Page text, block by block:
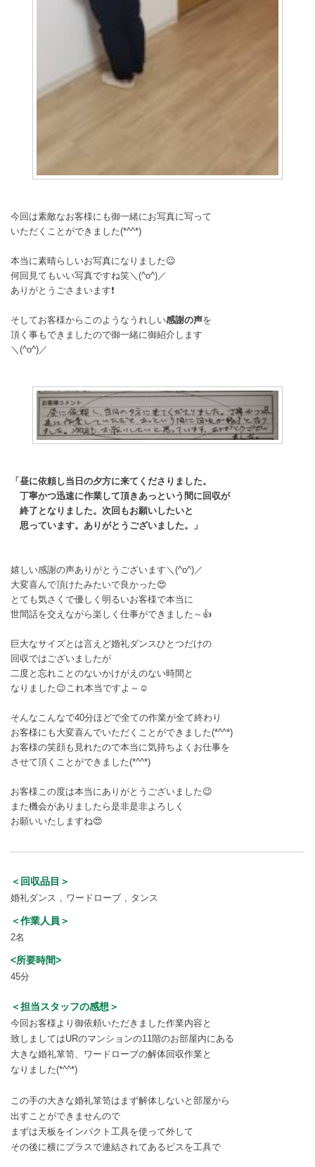
今回は素敵なお客様にも御一緒にお写真に写って
いただくことができました(*^^*)
本当に素晴らしいお写真になりました😉
何回見てもいい写真ですね笑＼(^o^)／
ありがとうごさまいます❗
そしてお客様からこのようなうれしい感謝の声を
頂く事もできましたので御一緒に御紹介します
＼(^o^)／
「昼に依頼し当日の夕方に来てくださりました。
丁寧かつ迅速に作業して頂きあっという間に回収が
終了となりました。次回もお願いしたいと
思っています。ありがとうございました。」
嬉しい感謝の声ありがとうございます＼(^o^)／
大変喜んで頂けたみたいで良かった😍
とても気さくで優しく明るいお客様で本当に
世間話を交えながら楽しく仕事ができました～👍
巨大なサイズとは言えど婚礼ダンスひとつだけの
回収ではございましたが
二度と忘れことのないかけがえのない時間と
なりました😉これ本当ですよ～☺️
そんなこんなで40分ほどで全ての作業が全て終わり
お客様にも大変喜んでいただくことができました(*^^*)
お客様の笑顔も見れたので本当に気持ちよくお仕事を
させて頂くことができました(*^^*)
お客様この度は本当にありがとうございました😉
また機会がありましたら是非是非よろしく
お願いいたしますね😍
＜回収品目＞
婚礼ダンス ワードローブ タンス
＜作業人員＞
2名
<所要時間>
45分
＜担当スタッフの感想＞
今回お客様より御依頼いただきました作業内容と
致しましてはURのマンションの11階のお部屋内にある
大きな婚礼箪笥、ワードローブの解体回収作業と
なりました(*^^*)
この手の大きな婚礼箪笥はまず解体しないと部屋から
出すことができませんので
まずは天板をインパクト工具を使って外して
その後に横にプラスで連結されてあるビスを工具で